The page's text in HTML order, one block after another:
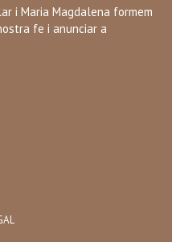
i Maria Magdalena formem
fe i anunciar a